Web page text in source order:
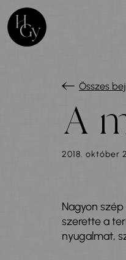
Összes
A
2018. október
Nagyon
szerette a
nyugalmat,